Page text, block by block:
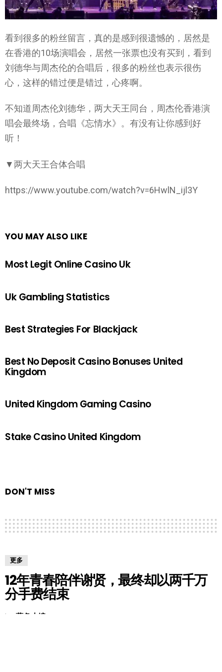
看到很多的粉丝留言，真的是感到很遗憾的，居然是
在香港的10场演唱会，居然一张票也没有买到，看到
刘德华与周杰伦的合唱后，很多的粉丝也表示很伤
心，这样的错过便是错过，心疼啊。
不知道周杰伦刘德华，两大天王同台，周杰伦香港演
唱会最终场，合唱《忘情水》。有没有让你感到好
听！
▼两大天王合体合唱
https://www.youtube.com/watch?v=6HwlN_ijl3Y
YOU MAY ALSO LIKE
Most Legit Online Casino Uk
Uk Gambling Statistics
Best Strategies For Blackjack
Best No Deposit Casino Bonuses United
Kingdom
United Kingdom Gaming Casino
Stake Casino United Kingdom
DON'T MISS
更多
12年青春陪伴谢贤，最终却以两千万
分手费结束
by
薯条小编